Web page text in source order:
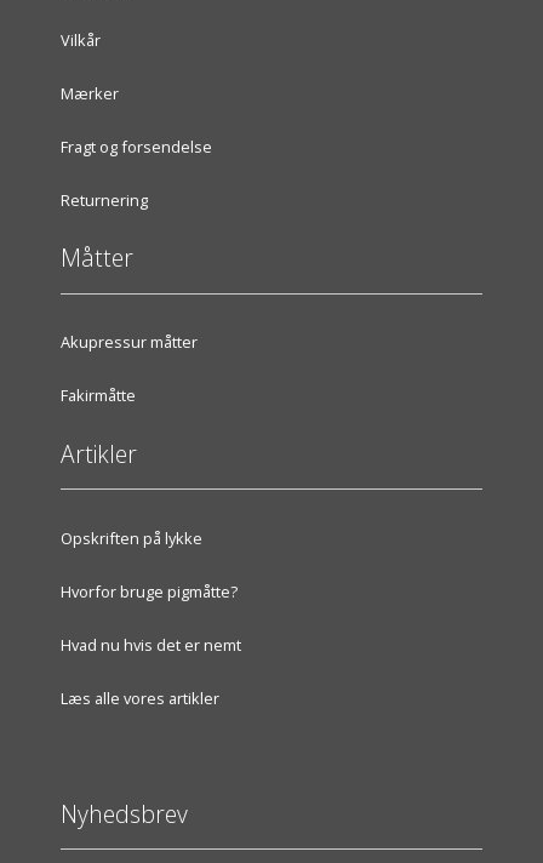
Vilkår
Mærker
Fragt og forsendelse
Returnering
Måtter
Akupressur måtter
Fakirmåtte
Artikler
Opskriften på lykke
Hvorfor bruge pigmåtte?
Hvad nu hvis det er nemt
Læs alle vores artikler
Nyhedsbrev